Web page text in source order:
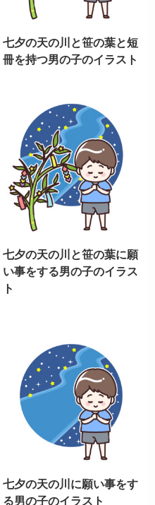
七夕の天の川と笹の葉と短
冊を持つ男の子のイラスト
七夕の天の川と笹の葉に願
い事をする男の子のイラス
ト
七夕の天の川に願い事をす
る男の子のイラスト